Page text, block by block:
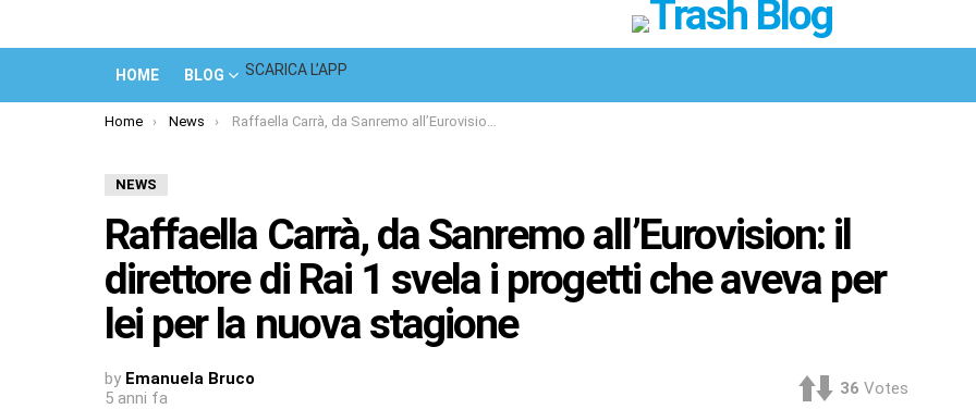
HOME BLOG SCARICA L’APP
Facebook
Twitter
Instagram
Spotify
TikTok
You are here:
Home News Raffaella Carrà, da Sanremo all’Eurovision: il direttore di Rai 1 svela i progetti che aveva per lei per la nuova stagione
NEWS
Raffaella Carrà, da Sanremo all’Eurovision: il
direttore di Rai 1 svela i progetti che aveva per
lei per la nuova stagione
by Emanuela Bruco
5 anni fa
36 Votes